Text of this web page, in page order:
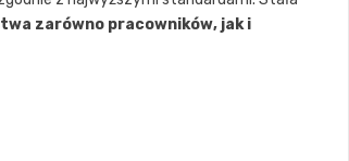
zarówno pracowników, jak i